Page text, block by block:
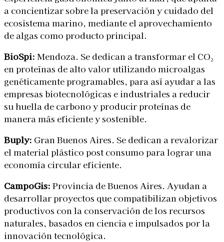
a concientizar sobre la preservación y cuidado del
ecosistema marino, mediante el aprovechamiento
de algas como producto principal.
BioSpi: Mendoza. Se dedican a transformar el CO₂
en proteínas de alto valor utilizando microalgas
genéticamente programables, para así ayudar a las
empresas biotecnológicas e industriales a reducir
su huella de carbono y producir proteínas de
manera más eficiente y sostenible.
Buply: Gran Buenos Aires. Se dedican a revalorizar
el material plástico post consumo para lograr una
economía circular eficiente.
CampoGis: Provincia de Buenos Aires. Ayudan a
desarrollar proyectos que compatibilizan objetivos
productivos con la conservación de los recursos
naturales, basados en ciencia e impulsados por la
innovación tecnológica.